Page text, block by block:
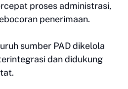
proses administrasi,
penerimaan.
sumber PAD dikelola
dan didukung